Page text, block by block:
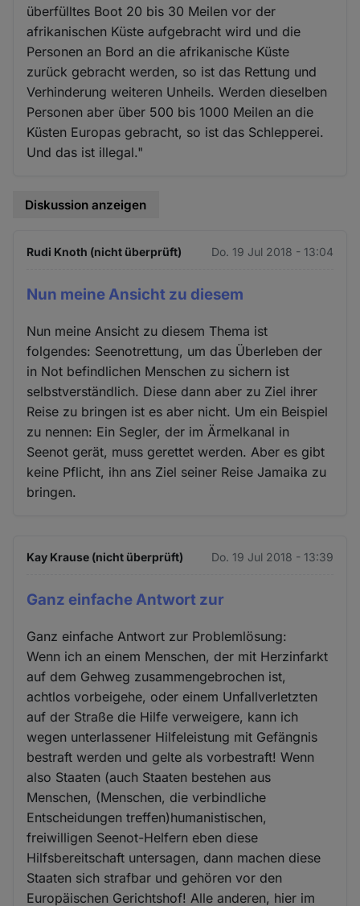
überfülltes Boot 20 bis 30 Meilen vor der
afrikanischen Küste aufgebracht wird und die
Personen an Bord an die afrikanische Küste
zurück gebracht werden, so ist das Rettung und
Verhinderung weiteren Unheils. Werden dieselben
Personen aber über 500 bis 1000 Meilen an die
Küsten Europas gebracht, so ist das Schlepperei.
Und das ist illegal."
Diskussion anzeigen
Rudi Knoth (nicht überprüft) Do. 19 Jul 2018 - 13:04
Nun meine Ansicht zu diesem
Nun meine Ansicht zu diesem Thema ist
folgendes: Seenotrettung, um das Überleben der
in Not befindlichen Menschen zu sichern ist
selbstverständlich. Diese dann aber zu Ziel ihrer
Reise zu bringen ist es aber nicht. Um ein Beispiel
zu nennen: Ein Segler, der im Ärmelkanal in
Seenot gerät, muss gerettet werden. Aber es gibt
keine Pflicht, ihn ans Ziel seiner Reise Jamaika zu
bringen.
Kay Krause (nicht überprüft) Do. 19 Jul 2018 - 13:39
Ganz einfache Antwort zur
Ganz einfache Antwort zur Problemlösung:
Wenn ich an einem Menschen, der mit Herzinfarkt
auf dem Gehweg zusammengebrochen ist,
achtlos vorbeigehe, oder einem Unfallverletzten
auf der Straße die Hilfe verweigere, kann ich
wegen unterlassener Hilfeleistung mit Gefängnis
bestraft werden und gelte als vorbestraft! Wenn
also Staaten (auch Staaten bestehen aus
Menschen, (Menschen, die verbindliche
Entscheidungen treffen)humanistischen,
freiwilligen Seenot-Helfern eben diese
Hilfsbereitschaft untersagen, dann machen diese
Staaten sich strafbar und gehören vor den
Europäischen Gerichtshof! Alle anderen, hier im